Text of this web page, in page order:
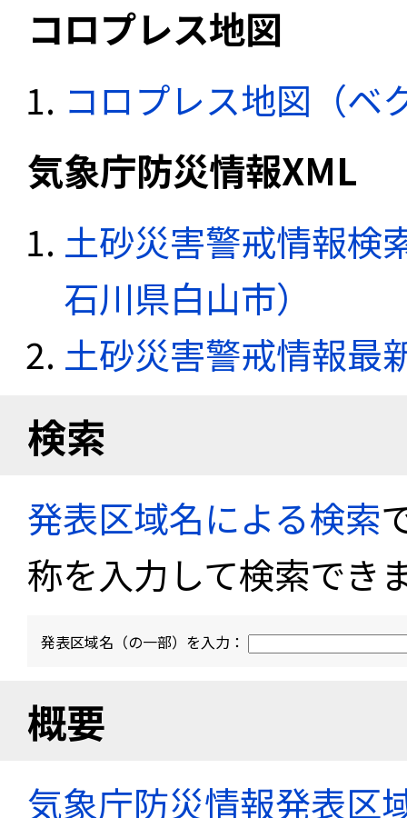
コロプレス地図
コロプレス地図（ベ
気象庁防災情報XML
土砂災害警戒情報検
石川県白山市）
土砂災害警戒情報最
検索
発表区域名による検索
称を入力して検索でき
発表区域名（の一部）を入力：
概要
気象庁防災情報発表区